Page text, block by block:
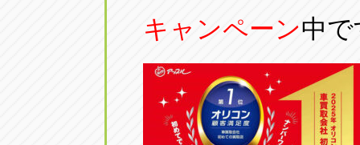
0561-53-
アップル
0587-66-
愛知県尾張旭市印場元町5-2-8
アップル岩倉店
愛知県岩倉市大地町長田35-1
キャンペーン中で